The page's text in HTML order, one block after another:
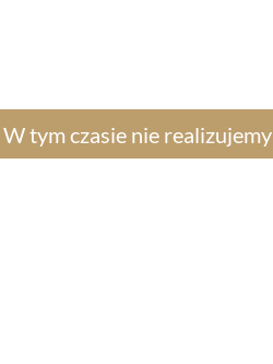
tym czasie nie